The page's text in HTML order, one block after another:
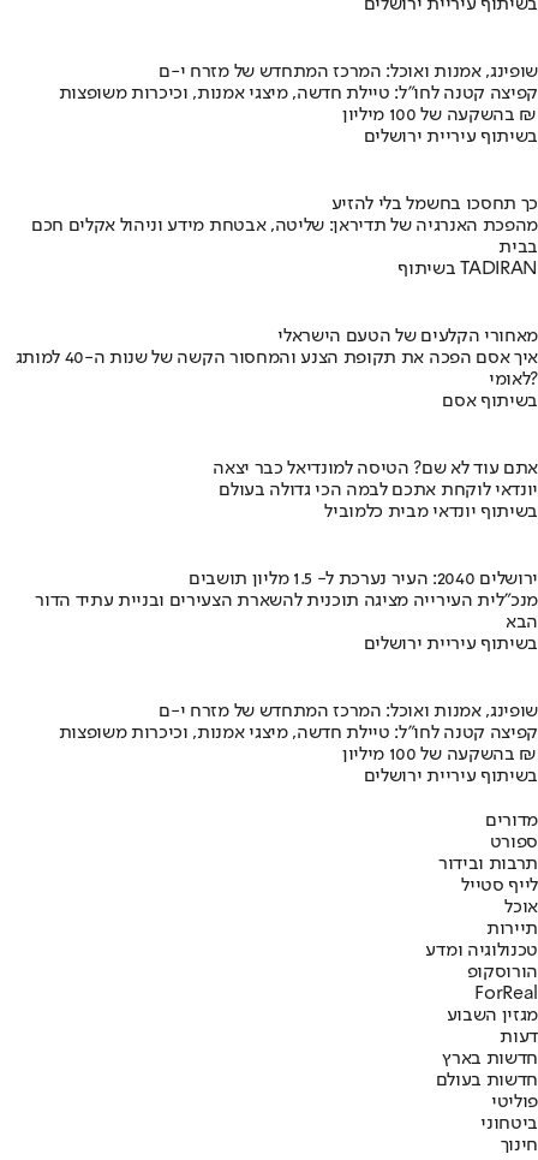
בשיתוף עיריית ירושלים
שופינג, אמנות ואוכל: המרכז המתחדש של מזרח י-ם
קפיצה קטנה לחו"ל: טיילת חדשה, מיצגי אמנות, וכיכרות משופצות
בהשקעה של 100 מיליון ₪
בשיתוף עיריית ירושלים
כך תחסכו בחשמל בלי להזיע
מהפכת האנרגיה של תדיראן: שליטה, אבטחת מידע וניהול אקלים חכם
בבית
בשיתוף TADIRAN
מאחורי הקלעים של הטעם הישראלי
איך אסם הפכה את תקופת הצנע והמחסור הקשה של שנות ה-40 למותג
לאומי?
בשיתוף אסם
אתם עוד לא שם? הטיסה למונדיאל כבר יצאה
יונדאי לוקחת אתכם לבמה הכי גדולה בעולם
בשיתוף יונדאי מבית כלמוביל
ירושלים 2040: העיר נערכת ל- 1.5 מליון תושבים
מנכ"לית העירייה מציגה תוכנית להשארת הצעירים ובניית עתיד הדור
הבא
בשיתוף עיריית ירושלים
שופינג, אמנות ואוכל: המרכז המתחדש של מזרח י-ם
קפיצה קטנה לחו"ל: טיילת חדשה, מיצגי אמנות, וכיכרות משופצות
בהשקעה של 100 מיליון ₪
בשיתוף עיריית ירושלים
מדורים
ספורט
תרבות ובידור
לייף סטייל
אוכל
תיירות
טכנולוגיה ומדע
הורוסקופ
ForReal
מגזין השבוע
דעות
חדשות בארץ
חדשות בעולם
פוליטי
ביטחוני
חינוך